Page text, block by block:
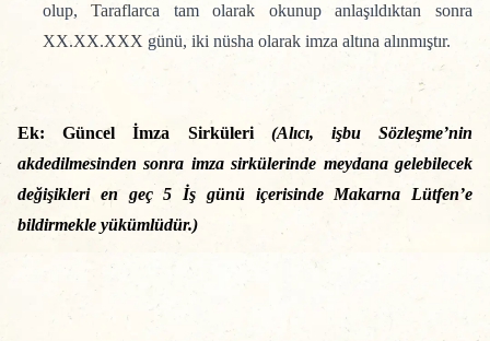
olup, Taraflarca tam olarak okunup anlaşıldıktan sonra
XX.XX.XXX günü, iki nüsha olarak imza altına alınmıştır.
Ek:Güncel İmza Sirküleri (Alıcı, işbu Sözleşme’nin
akdedilmesinden sonra imza sirkülerinde meydana gelebilecek
değişikleri en geç 5 İş günü içerisinde Makarna Lütfen’e
bildirmekle yükümlüdür.)